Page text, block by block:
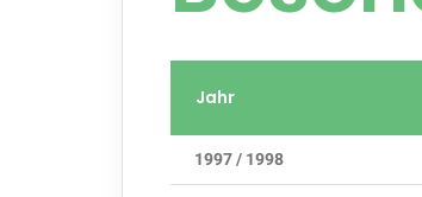
Jahr
1997 / 1998